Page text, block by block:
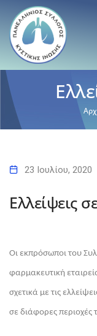
23 Ιουλίου, 2020
Ελλείψεις
Οι εκπρόσωποι του
φαρμακευτική
σχετικά με τις
σε διάφορες περιοχές